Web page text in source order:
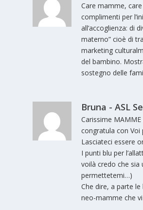
Care mamme,
complimenti per
all’accoglienza: di
materno” cioè di
marketing
del bambino.
sostegno delle
Bruna - ASL
Carissime
congratula con Voi
Lasciateci essere
I punti blu per
voilà credo che
permettetemi…)
Che dire, a parte
neo-mamme che